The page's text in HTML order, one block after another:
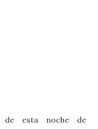
de esta noche de